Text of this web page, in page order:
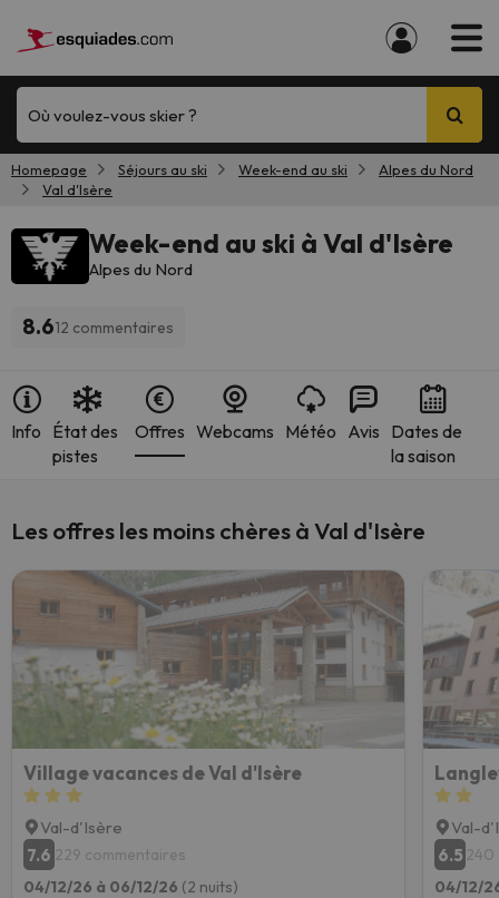
Où voulez-vous skier ?
Homepage Séjours au ski Week-end au ski
Alpes du Nord
Val d'Isère
Week-end au ski à Val d'Isère
Alpes du Nord
8.612 commentaires
Info État des
pistes
Offres Webcams Météo Avis Dates de
la saison
Les offres les moins chères à Val d'Isère
Village vacances de Val d'Isère
Val-d'Isère
7.6 229 commentaires
04/12/26 à 06/12/26 (2 nuits)
Val-
6.5 240
04/12/